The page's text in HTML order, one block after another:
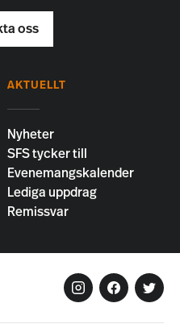
oss
AKTUELLT
Nyheter
SFS tycker till
Evenemangskalender
Lediga uppdrag
Remissvar